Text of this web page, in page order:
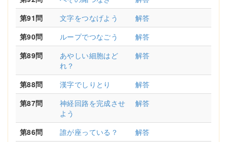
第91問
文字をつなげよう
解答
第90問
ループでつなごう
解答
第89問
あやしい細胞はど
れ？
解答
第88問 漢字でしりとり
解答
第87問
神経回路を完成させ
よう
解答
第86問 誰が座っている？ 解答